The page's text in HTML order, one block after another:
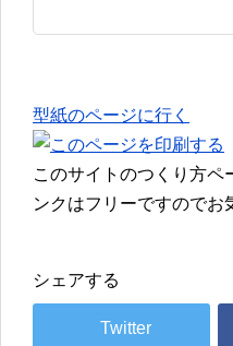
型紙のページに行く
このサイトのつくり方
ンクはフリーですのでお
シェアする